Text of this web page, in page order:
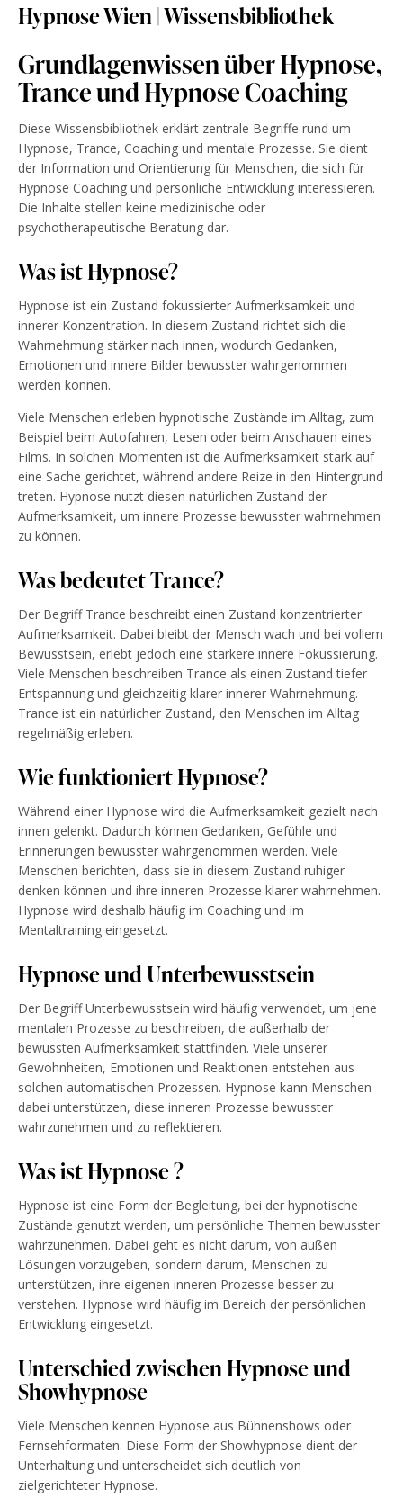
Hypnose Wien | Wissensbibliothek
Grundlagenwissen über Hypnose,
Trance und Hypnose Coaching
Diese Wissensbibliothek erklärt zentrale Begriffe rund um
Hypnose, Trance, Coaching und mentale Prozesse. Sie dient
der Information und Orientierung für Menschen, die sich für
Hypnose Coaching und persönliche Entwicklung interessieren.
Die Inhalte stellen keine medizinische oder
psychotherapeutische Beratung dar.
Was ist Hypnose?
Hypnose ist ein Zustand fokussierter Aufmerksamkeit und
innerer Konzentration. In diesem Zustand richtet sich die
Wahrnehmung stärker nach innen, wodurch Gedanken,
Emotionen und innere Bilder bewusster wahrgenommen
werden können.
Viele Menschen erleben hypnotische Zustände im Alltag, zum
Beispiel beim Autofahren, Lesen oder beim Anschauen eines
Films. In solchen Momenten ist die Aufmerksamkeit stark auf
eine Sache gerichtet, während andere Reize in den Hintergrund
treten. Hypnose nutzt diesen natürlichen Zustand der
Aufmerksamkeit, um innere Prozesse bewusster wahrnehmen
zu können.
Was bedeutet Trance?
Der Begriff Trance beschreibt einen Zustand konzentrierter
Aufmerksamkeit. Dabei bleibt der Mensch wach und bei vollem
Bewusstsein, erlebt jedoch eine stärkere innere Fokussierung.
Viele Menschen beschreiben Trance als einen Zustand tiefer
Entspannung und gleichzeitig klarer innerer Wahrnehmung.
Trance ist ein natürlicher Zustand, den Menschen im Alltag
regelmäßig erleben.
Wie funktioniert Hypnose?
Während einer Hypnose wird die Aufmerksamkeit gezielt nach
innen gelenkt. Dadurch können Gedanken, Gefühle und
Erinnerungen bewusster wahrgenommen werden. Viele
Menschen berichten, dass sie in diesem Zustand ruhiger
denken können und ihre inneren Prozesse klarer wahrnehmen.
Hypnose wird deshalb häufig im Coaching und im
Mentaltraining eingesetzt.
Hypnose und Unterbewusstsein
Der Begriff Unterbewusstsein wird häufig verwendet, um jene
mentalen Prozesse zu beschreiben, die außerhalb der
bewussten Aufmerksamkeit stattfinden. Viele unserer
Gewohnheiten, Emotionen und Reaktionen entstehen aus
solchen automatischen Prozessen. Hypnose kann Menschen
dabei unterstützen, diese inneren Prozesse bewusster
wahrzunehmen und zu reflektieren.
Was ist Hypnose ?
Hypnose ist eine Form der Begleitung, bei der hypnotische
Zustände genutzt werden, um persönliche Themen bewusster
wahrzunehmen. Dabei geht es nicht darum, von außen
Lösungen vorzugeben, sondern darum, Menschen zu
unterstützen, ihre eigenen inneren Prozesse besser zu
verstehen. Hypnose wird häufig im Bereich der persönlichen
Entwicklung eingesetzt.
Unterschied zwischen Hypnose und
Showhypnose
Viele Menschen kennen Hypnose aus Bühnenshows oder
Fernsehformaten. Diese Form der Showhypnose dient der
Unterhaltung und unterscheidet sich deutlich von
zielgerichteter Hypnose.